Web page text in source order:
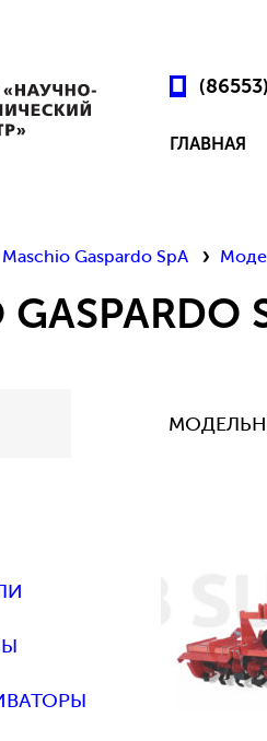
ГЛАВНАЯ
Maschio Gaspardo SpA